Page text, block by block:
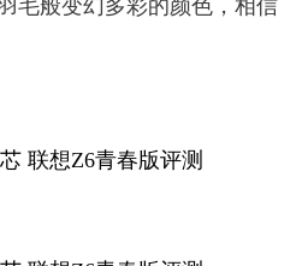
毛般变幻多彩的颜色，相信